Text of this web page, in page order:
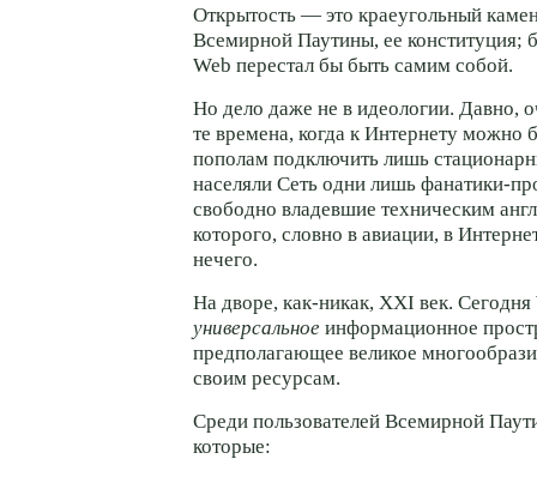
Открытость — это краеугольный
Всемирной Паутины, ее конституция;
Web перестал бы быть самим собой.
Но дело даже не в идеологии. Давно,
те времена, когда к Интернету можно
пополам подключить лишь
населяли Сеть одни лишь фанатики-
свободно владевшие техническим
которого, словно в авиации, в
нечего.
На дворе, как-никак, XXI век.
универсальное информационное
предполагающее великое
своим ресурсам.
Среди пользователей Всемирной
которые: